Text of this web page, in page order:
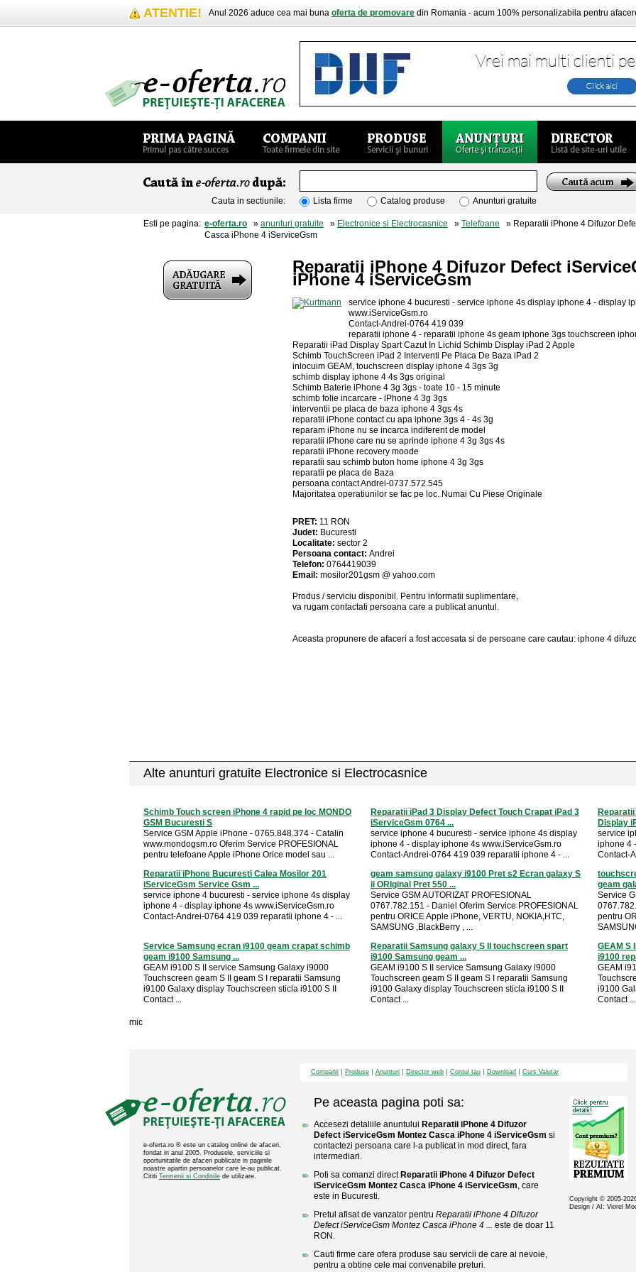
ATENTIE! Anul 2026 aduce cea mai buna oferta de promovare din Romania - acum 100% personalizabila pentru
Cauta in sectiunile: Lista firme Catalog produse Anunturi gratuite
Esti pe pagina: e-oferta.ro » anunturi gratuite » Electronice si Electrocasnice » Telefoane » Reparatii iPhone 4 Difuzor
Casca iPhone 4 iServiceGsm
Reparatii iPhone 4 Difuzor Defect
iPhone 4 iServiceGsm
service iphone 4 bucuresti - service iphone 4s display iphone 4 - display
www.iServiceGsm.ro
Contact-Andrei-0764 419 039
reparatii iphone 4 - reparatii iphone 4s geam iphone 3gs touchscreen
Reparatii iPad Display Spart Cazut In Lichid Schimb Display iPad 2 Apple
Schimb TouchScreen iPad 2 Interventi Pe Placa De Baza iPad 2
inlocuim GEAM, touchscreen display iphone 4 3gs 3g
schimb display iphone 4 4s 3gs original
Schimb Baterie iPhone 4 3g 3gs - toate 10 - 15 minute
schimb folie incarcare - iPhone 4 3g 3gs
interventii pe placa de baza iphone 4 3gs 4s
reparatii iPhone contact cu apa iphone 3gs 4 - 4s 3g
reparam iPhone nu se incarca indiferent de model
reparatii iPhone care nu se aprinde iphone 4 3g 3gs 4s
reparatii iPhone recovery moode
reparatii sau schimb buton home iphone 4 3g 3gs
reparatii pe placa de Baza
persoana contact Andrei-0737.572.545
Majoritatea operatiunilor se fac pe loc. Numai Cu Piese Originale
PRET: 11 RON
Judet: Bucuresti
Localitate: sector 2
Persoana contact: Andrei
Telefon: 0764419039
Email: mosilor201gsm @ yahoo.com
Produs / serviciu disponibil . Pentru informatii suplimentare,
va rugam contactati persoana care a publicat anuntul.
Aceasta propunere de afaceri a fost accesata si de persoane care cautau: iphone 4
Alte anunturi gratuite Electronice si Electrocasnice
Schimb Touch screen iPhone 4 rapid pe loc MONDO
GSM Bucuresti S
Service GSM Apple iPhone - 0765.848.374 - Catalin
www.mondogsm.ro Oferim Service PROFESIONAL
pentru telefoane Apple iPhone Orice model sau ...
Reparatii iPad 3 Display Defect Touch Crapat iPad 3
iServiceGsm 0764 ...
service iphone 4 bucuresti - service iphone 4s display
iphone 4 - display iphone 4s www.iServiceGsm.ro
Contact-Andrei-0764 419 039 reparatii iphone 4 - ...
Display
service
iphone 4
Contact-
Reparatii iPhone Bucuresti Calea Mosilor 201
iServiceGsm Service Gsm ...
service iphone 4 bucuresti - service iphone 4s display
iphone 4 - display iphone 4s www.iServiceGsm.ro
Contact-Andrei-0764 419 039 reparatii iphone 4 - ...
geam samsung galaxy i9100 Pret s2 Ecran galaxy S
ii ORIginal Pret 550 ...
Service GSM AUTORIZAT PROFESIONAL
0767.782.151 - Daniel Oferim Service PROFESIONAL
pentru ORICE Apple iPhone, VERTU, NOKIA,HTC,
SAMSUNG ,BlackBerry , ...
geam
Service
pentru
Service Samsung ecran i9100 geam crapat schimb
geam i9100 Samsung ...
GEAM i9100 S II service Samsung Galaxy i9000
Touchscreen geam S II geam S I reparatii Samsung
i9100 Galaxy display Touchscreen sticla i9100 S II
Contact ...
Reparatii Samsung galaxy S II touchscreen spart
i9100 Samsung geam ...
GEAM i9100 S II service Samsung Galaxy i9000
Touchscreen geam S II geam S I reparatii Samsung
i9100 Galaxy display Touchscreen sticla i9100 S II
Contact ...
GEAM S
i9100
GEAM
i9100
Contact ...
mic
e-oferta.ro ® este un catalog online de afaceri,
fondat in anul 2005. Produsele, serviciile si
oportunitatile de afaceri publicate in paginile
noastre apartin persoanelor care le-au publicat.
Cititi Termenii si Conditiile de utilizare.
Companii Produse Anunturi Director web Contul tau Download Curs Valutar
Pe aceasta pagina poti sa:
Accesezi detaliile anuntului Reparatii iPhone 4 Difuzor
Defect iServiceGsm Montez Casca iPhone 4 iServiceGsm si
contactezi persoana care l-a publicat in mod direct, fara
intermediari.
Poti sa comanzi direct Reparatii iPhone 4 Difuzor Defect
iServiceGsm Montez Casca iPhone 4 iServiceGsm, care
este in Bucuresti.
Pretul afisat de vanzator pentru Reparatii iPhone 4 Difuzor
Defect iServiceGsm Montez Casca iPhone 4 ... este de doar 11
RON.
Cauti firme care ofera produse sau servicii de care ai nevoie,
pentru a obtine cele mai convenabile preturi.
Copyright © 2005-
Design / AI: Viorel